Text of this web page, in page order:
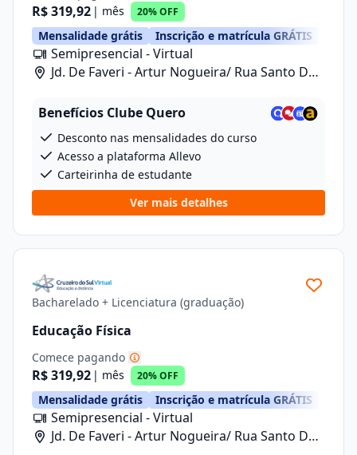
R$ 319,92 | mês 20% OFF
Mensalidade grátis Inscrição e matrícula GRÁTIS
Semipresencial - Virtual
Jd. De Faveri - Artur Nogueira/ Rua Santo De
Benefícios Clube Quero
Desconto nas mensalidades do curso
Acesso a plataforma Allevo
Carteirinha de estudante
Ver mais detalhes
Bacharelado + Licenciatura (graduação)
Educação Física
Comece pagando
R$ 319,92 | mês 20% OFF
Mensalidade grátis Inscrição e matrícula GRÁTIS
Semipresencial - Virtual
Jd. De Faveri - Artur Nogueira/ Rua Santo De